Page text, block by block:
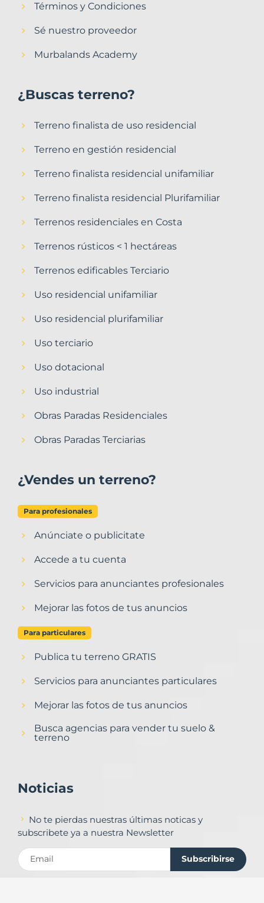
Términos y Condiciones
Sé nuestro proveedor
Murbalands Academy
¿Buscas terreno?
Terreno finalista de uso residencial
Terreno en gestión residencial
Terreno finalista residencial unifamiliar
Terreno finalista residencial Plurifamiliar
Terrenos residenciales en Costa
Terrenos rústicos < 1 hectáreas
Terrenos edificables Terciario
Uso residencial unifamiliar
Uso residencial plurifamiliar
Uso terciario
Uso dotacional
Uso industrial
Obras Paradas Residenciales
Obras Paradas Terciarias
¿Vendes un terreno?
Para profesionales
Anúnciate o publicitate
Accede a tu cuenta
Servicios para anunciantes profesionales
Mejorar las fotos de tus anuncios
Para particulares
Publica tu terreno GRATIS
Servicios para anunciantes particulares
Mejorar las fotos de tus anuncios
Busca agencias para vender tu suelo &
terreno
Noticias
No te pierdas nuestras últimas noticas y
subscribete ya a nuestra Newsletter
Subscribirse